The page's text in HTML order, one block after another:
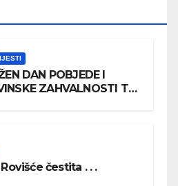
DAN POBJEDE I
ZAHVALNOSTI TE
čestita . . .